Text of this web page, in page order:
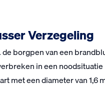
Verzegeling
borgpen van een
in een noodsituatie
met een diameter van 1,6